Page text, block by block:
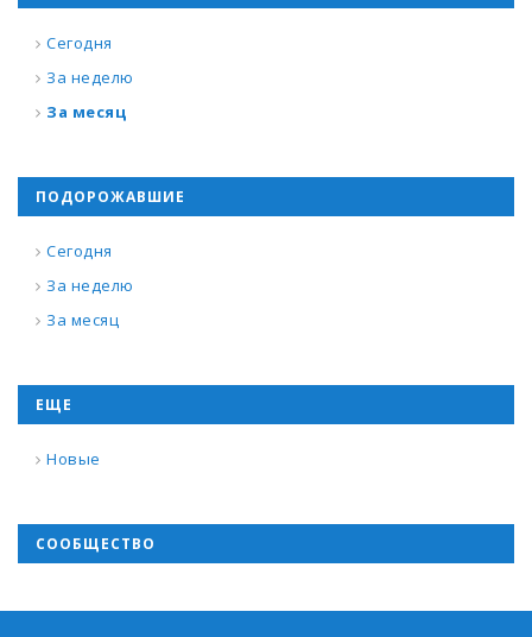
Сегодня
За неделю
За месяц
ПОДОРОЖАВШИЕ
Сегодня
За неделю
За месяц
ЕЩЕ
Новые
СООБЩЕСТВО